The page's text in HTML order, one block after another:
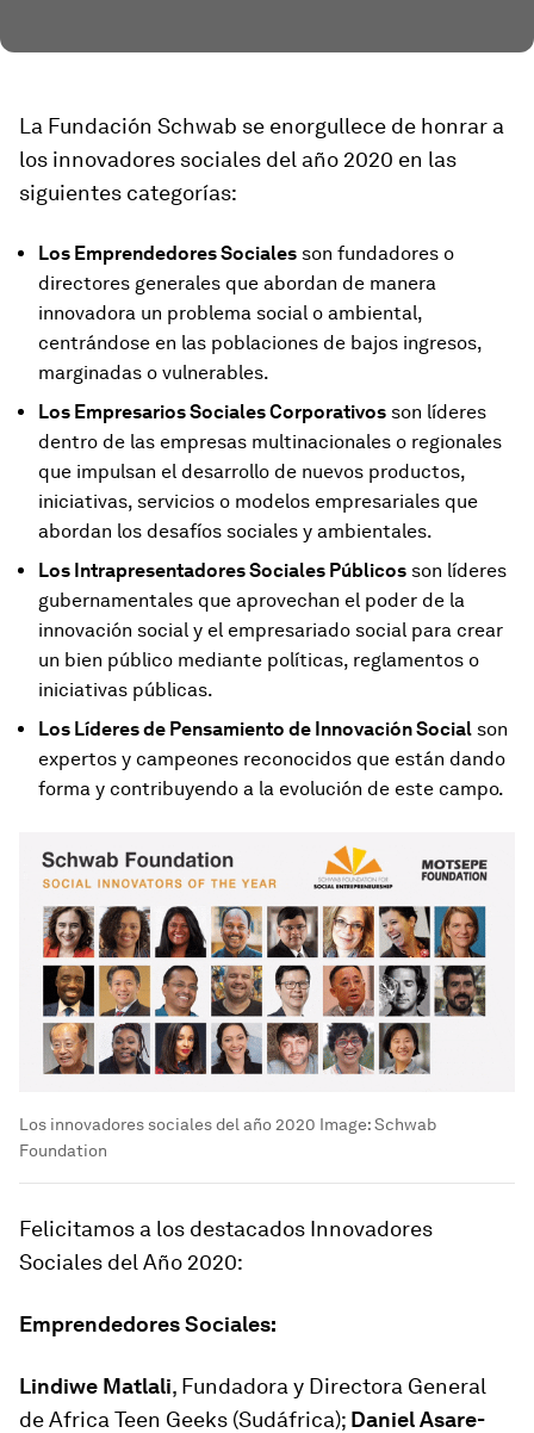
La Fundación Schwab se enorgullece de honrar a
los innovadores sociales del año 2020 en las
siguientes categorías:
Los Emprendedores Sociales son fundadores o
directores generales que abordan de manera
innovadora un problema social o ambiental,
centrándose en las poblaciones de bajos ingresos,
marginadas o vulnerables.
Los Empresarios Sociales Corporativos son líderes
dentro de las empresas multinacionales o regionales
que impulsan el desarrollo de nuevos productos,
iniciativas, servicios o modelos empresariales que
abordan los desafíos sociales y ambientales.
Los Intrapresentadores Sociales Públicos son líderes
gubernamentales que aprovechan el poder de la
innovación social y el empresariado social para crear
un bien público mediante políticas, reglamentos o
iniciativas públicas.
Los Líderes de Pensamiento de Innovación Social son
expertos y campeones reconocidos que están dando
forma y contribuyendo a la evolución de este campo.
Los innovadores sociales del año 2020 Image:Schwab
Foundation
Felicitamos a los destacados Innovadores
Sociales del Año 2020:
Emprendedores Sociales:
Lindiwe Matlali, Fundadora y Directora General
de Africa Teen Geeks (Sudáfrica); Daniel Asare-